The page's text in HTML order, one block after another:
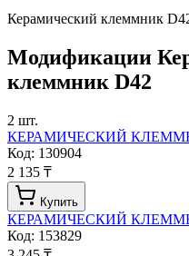
Керамический клеммник
Модификации
клеммник D42
2 шт.
КЕРАМИЧЕСКИЙ
Код: 130904
2 135 ₸
Купить
КЕРАМИЧЕСКИЙ
Код: 153829